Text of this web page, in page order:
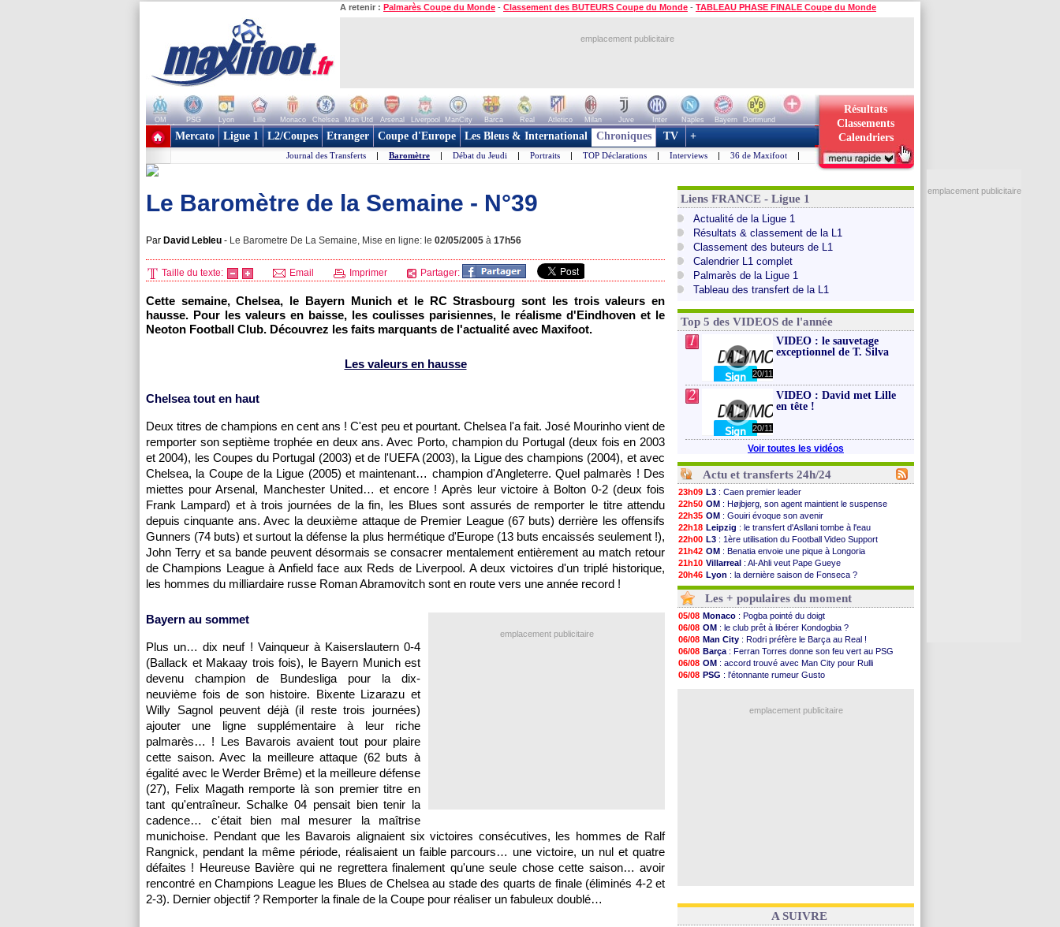
A retenir : Palmarès Coupe du Monde - Classement des BUTEURS Coupe du Monde - TABLEAU PHASE FINALE Coupe du Monde
emplacement publicitaire
OM PSG Lyon Lille Monaco Chelsea Man Utd Arsenal Liverpool ManCity Barca Real Atletico Milan Juve Inter Naples Bayern
Dortmund
+ de clubs
Résultats
Classements
Calendriers
Mercato Ligue 1 L2/Coupes Etranger Coupe d'Europe Les Bleus & International Chroniques TV +
Journal des Transferts | Baromètre | Débat du Jeudi | Portraits | TOP Déclarations | Interviews | 36 de Maxifoot |
Le Baromètre de la Semaine - N°39
Par David Lebleu - Le Barometre De La Semaine, Mise en ligne: le 02/05/2005 à 17h56
Taille du texte: Email Imprimer Partager:
Cette semaine, Chelsea, le Bayern Munich et le RC Strasbourg sont les trois valeurs en
hausse. Pour les valeurs en baisse, les coulisses parisiennes, le réalisme d'Eindhoven et le
Neoton Football Club. Découvrez les faits marquants de l'actualité avec Maxifoot.
Les valeurs en hausse
Chelsea tout en haut
Deux titres de champions en cent ans ! C'est peu et pourtant. Chelsea l'a fait. José Mourinho vient de
remporter son septième trophée en deux ans. Avec Porto, champion du Portugal (deux fois en 2003
et 2004), les Coupes du Portugal (2003) et de l'UEFA (2003), la Ligue des champions (2004), et avec
Chelsea, la Coupe de la Ligue (2005) et maintenant… champion d'Angleterre. Quel palmarès ! Des
miettes pour Arsenal, Manchester United… et encore ! Après leur victoire à Bolton 0-2 (deux fois
Frank Lampard) et à trois journées de la fin, les Blues sont assurés de remporter le titre attendu
depuis cinquante ans. Avec la deuxième attaque de Premier League (67 buts) derrière les offensifs
Gunners (74 buts) et surtout la défense la plus hermétique d'Europe (13 buts encaissés seulement !),
John Terry et sa bande peuvent désormais se consacrer mentalement entièrement au match retour
de Champions League à Anfield face aux Reds de Liverpool. A deux victoires d'un triplé historique,
les hommes du milliardaire russe Roman Abramovitch sont en route vers une année record !
emplacement publicitaire
Bayern au sommet
Plus un… dix neuf ! Vainqueur à Kaiserslautern 0-4
(Ballack et Makaay trois fois), le Bayern Munich est
devenu champion de Bundesliga pour la dix-
neuvième fois de son histoire. Bixente Lizarazu et
Willy Sagnol peuvent déjà (il reste trois journées)
ajouter une ligne supplémentaire à leur riche
palmarès… ! Les Bavarois avaient tout pour plaire
cette saison. Avec la meilleure attaque (62 buts à
égalité avec le Werder Brême) et la meilleure défense
(27), Felix Magath remporte là son premier titre en
tant qu'entraîneur. Schalke 04 pensait bien tenir la
cadence… c'était bien mal mesurer la maîtrise
munichoise. Pendant que les Bavarois alignaient six victoires consécutives, les hommes de Ralf
Rangnick, pendant la même période, réalisaient un faible parcours… une victoire, un nul et quatre
défaites ! Heureuse Bavière qui ne regrettera finalement qu'une seule chose cette saison… avoir
rencontré en Champions League les Blues de Chelsea au stade des quarts de finale (éliminés 4-2 et
2-3). Dernier objectif ? Remporter la finale de la Coupe pour réaliser un fabuleux doublé…
Liens FRANCE - Ligue 1
Actualité de la Ligue 1
Résultats & classement de la L1
Classement des buteurs de L1
Calendrier L1 complet
Palmarès de la Ligue 1
Tableau des transfert de la L1
Top 5 des VIDEOS de l'année
1
20/11
VIDEO : le sauvetage
exceptionnel de T. Silva
2
20/11
VIDEO : David met Lille
en tête !
Voir toutes les vidéos
Actu et transferts 24h/24
23h09 L3 : Caen premier leader
22h50 OM : Højbjerg, son agent maintient le suspense
22h35 OM : Gouiri évoque son avenir
22h18 Leipzig : le transfert d'Asllani tombe à l'eau
22h00 L3 : 1ère utilisation du Football Video Support
21h42 OM : Benatia envoie une pique à Longoria
21h10 Villarreal : Al-Ahli veut Pape Gueye
20h46 Lyon : la dernière saison de Fonseca ?
20h30 OM: un nouveau prétendant pour Højbjerg
20h01
Brest: un gardien norvégien en approche ?
19h18 OM: McCourt a versé 120 M€ en 2026
19h09
PSG: 4 retours dans le groupe face à Man Utd ...
18h48
Nice: Kevin Carlos va partir en Italie
18h37
L1: prison avec sursis requis contre un arbitre
18h29
Leganés: c'est signé pour Luca Zidane (off.)
17h58
Atletico: Ruggeri en route pour Aston Villa
17h46
Monaco: Filipe Luis soutient Biereth
: Naples vise Gabriel Jesus
Les + populaires du moment
05/08 Monaco : Pogba pointé du doigt
06/08 OM : le club prêt à libérer Kondogbia ?
06/08 Man City : Rodri préfère le Barça au Real !
06/08 Barça : Ferran Torres donne son feu vert au PSG
06/08 OM : accord trouvé avec Man City pour Rulli
06/08 PSG : l'étonnante rumeur Gusto
emplacement publicitaire
A SUIVRE
emplacement publicitaire